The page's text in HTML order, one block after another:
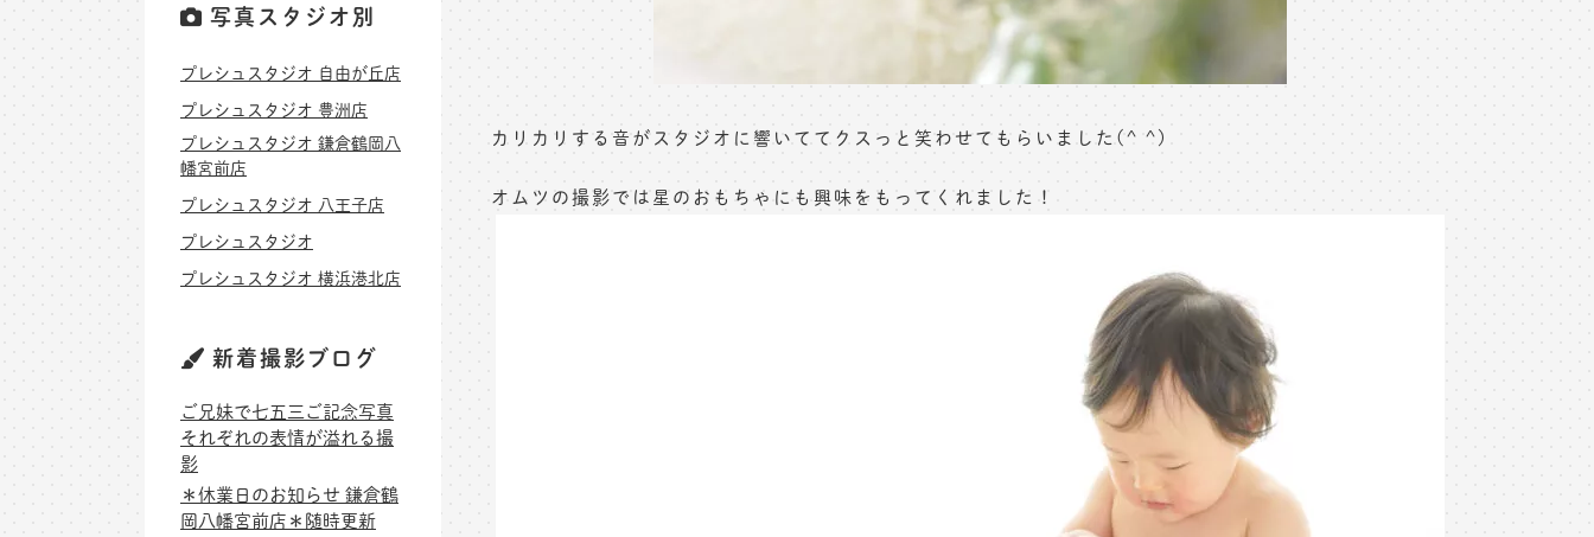
カリカリする音がスタジオに響いててクスっと笑わせてもらいました(^ ^)
オムツの撮影では星のおもちゃにも興味をもってくれました！
写真スタジオ別
プレシュスタジオ 自由が丘店
プレシュスタジオ 豊洲店
プレシュスタジオ 鎌倉鶴岡八
幡宮前店
プレシュスタジオ 八王子店
プレシュスタジオ
プレシュスタジオ 横浜港北店
新着撮影ブログ
ご兄妹で七五三ご記念写真
それぞれの表情が溢れる撮
影
＊休業日のお知らせ 鎌倉鶴
岡八幡宮前店＊随時更新